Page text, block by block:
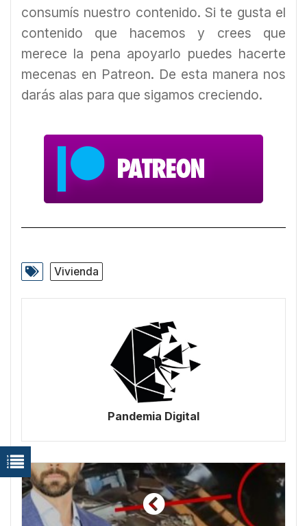
consumís nuestro contenido. Si te gusta el
contenido que hacemos y crees que
merece la pena apoyarlo puedes hacerte
mecenas en Patreon. De esta manera nos
darás alas para que sigamos creciendo.
Vivienda
Pandemia Digital